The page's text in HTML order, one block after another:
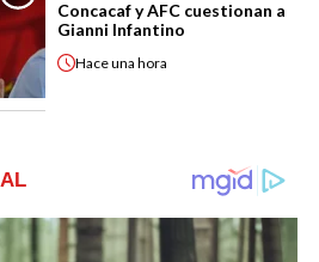
Concacaf y AFC cuestionan a
Gianni Infantino
Haceuna hora